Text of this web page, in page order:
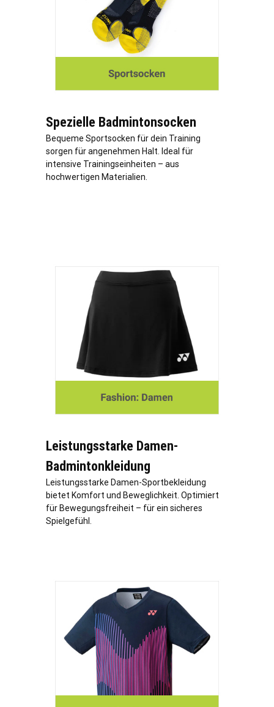
Spezielle Badmintonsocken
Bequeme Sportsocken für dein Training
sorgen für angenehmen Halt. Ideal für
intensive Trainingseinheiten – aus
hochwertigen Materialien.
Leistungsstarke Damen-
Badmintonkleidung
Leistungsstarke Damen-Sportbekleidung
bietet Komfort und Beweglichkeit. Optimiert
für Bewegungsfreiheit – für ein sicheres
Spielgefühl.